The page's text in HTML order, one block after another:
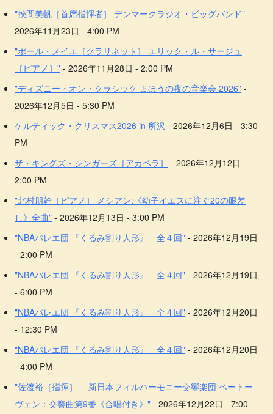
"挾間美帆［首席指揮者］ デンマークラジオ・ビッグバンド" -
2026年11月23日 - 4:00 PM
"ポール・メイエ［クラリネット］ エリック・ル・サージュ
［ピアノ］" - 2026年11月28日 - 2:00 PM
"ディズニー・オン・クラシック まほうの夜の音楽会 2026" -
2026年12月5日 - 5:30 PM
ケルティック・クリスマス2026 in 所沢 - 2026年12月6日 - 3:30
PM
ザ・キングズ・シンガーズ［アカペラ］
- 2026年12月12日 -
2:00 PM
"北村朋幹［ピアノ］ メシアン:《幼子イエスに注ぐ20の眼差
し》全曲" - 2026年12月13日 - 3:00 PM
"NBAバレエ団 『くるみ割り人形』 全４回" - 2026年12月19日
- 2:00 PM
"NBAバレエ団 『くるみ割り人形』 全４回" - 2026年12月19日
- 6:00 PM
"NBAバレエ団 『くるみ割り人形』 全４回" - 2026年12月20日
- 12:30 PM
"NBAバレエ団 『くるみ割り人形』 全４回" - 2026年12月20日
- 4:00 PM
"佐渡裕［指揮］ 新日本フィルハーモニー交響楽団 ベートー
ヴェン：交響曲第9番《合唱付き》" - 2026年12月22日 - 7:00